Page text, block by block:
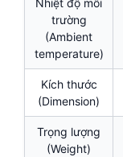
Nhiệt độ môi
trường
(Ambient
temperature)
Kích thước
(Dimension)
Trọng lượng
(Weight)